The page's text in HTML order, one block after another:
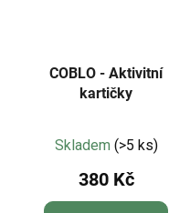
COBLO - Aktivitní
kartičky
hodnocení
produktu
je
Skladem (>5 ks)
380 Kč